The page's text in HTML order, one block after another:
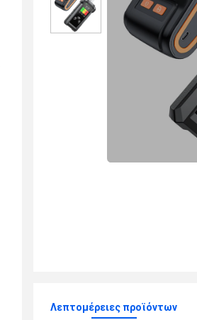
Λεπτομέρειες προϊόντων